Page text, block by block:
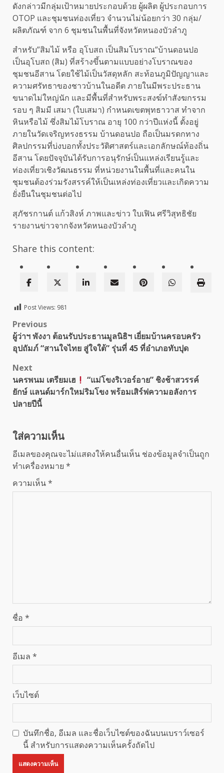
ดังกล่าวมีกลุ่มเป้าหมายประกอบด้วย ผู้ผลิต ผู้ประกอบการ
OTOP และชุมชนท่องเที่ยว จำนวนไม่น้อยกว่า 30 กลุ่ม/
ผลิตภัณฑ์ จาก 6 ชุมชนในพื้นที่จังหวัดหนองบัวลำภู
สำหรับ”สิมไม้ หรือ อุโบสถ เป็นสิมโบราณ”บ้านดอนปอ
เป็นอุโบสถ (สิม) ที่สร้างขึ้นตามแบบอย่างโบราณของ
ชุมชนอีสาน โดยใช้ไม้เป็นวัสดุหลัก สะท้อนภูมิปัญญาและ
ความศรัทธาของชาวบ้านในอดีต ภายในมีพระประธาน
ขนาดไม่ใหญ่นัก และมีพื้นที่สำหรับพระสงฆ์ทำสังฆกรรม
รอบ ๆ สิมมี เสมา (ใบเสมา) กำหนดเขตพุทธาวาส ทำจาก
หินหรือไม้ ซึ่งสิมไม้โบราณ อายุ 100 กว่าปีแห่งนี้ ตั้งอยู่
ภายในวัดเจริญทรงธรรม บ้านดอนปอ ถือเป็นมรดกทาง
ศิลปกรรมที่บ่งบอกทั้งประวัติศาสตร์และเอกลักษณ์ท้องถิ่น
อีสาน โดยปัจจุบันได้รับการอนุรักษ์เป็นแหล่งเรียนรู้และ
ท่องเที่ยวเชิงวัฒนธรรม ที่หน่วยงานในพื้นที่และคนใน
ชุมชนต้องร่วมรังสรรค์ให้เป็นเหล่งท่องเที่ยวและเกิดความ
ยั่งยืนในชุมชนต่อไป
สุภัชรกานต์ แก้วสิงห์ ภาพและข่าว ใบเฟิน ศรีวิสุทธิชัย
รายงานข่าวจากจังหวัดหนองบัวลำภู
Share this content:
Post Views: 981
Post
navigation
Previous
ผู้ว่าฯ พังงา ต้อนรับประธานมูลนิธิฯ เยี่ยมบ้านครอบครัว
อุปถัมภ์ “สานใจไทย สู่ใจใต้” รุ่นที่ 45 ที่อำเภอทับปุด
Next
นครพนม เตรียมเฮ
“แม่โขงริเวอร์อาย” ชิงช้าสวรรค์
ยักษ์ แลนด์มาร์กใหม่ริมโขง พร้อมเสิร์ฟความอลังการ
ปลายปีนี้
ใส่ความเห็น
อีเมลของคุณจะไม่แสดงให้คนอื่นเห็น ช่องข้อมูลจำเป็นถูก
ทำเครื่องหมาย *
ความเห็น*
ชื่อ *
อีเมล *
เว็บไซต์
บันทึกชื่อ, อีเมล และชื่อเว็บไซต์ของฉันบนเบราว์เซอร์
นี้ สำหรับการแสดงความเห็นครั้งถัดไป